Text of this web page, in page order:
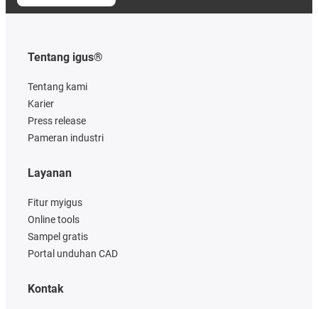
Tentang igus®
Tentang kami
Karier
Press release
Pameran industri
Layanan
Fitur myigus
Online tools
Sampel gratis
Portal unduhan CAD
Kontak